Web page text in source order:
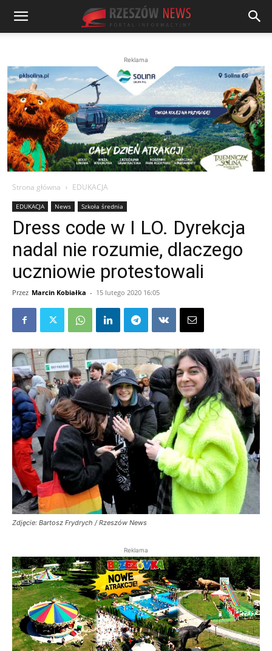
Reklama
Strona główna EDUKACJA
EDUKACJA News Szkoła średnia
Dress code w I LO. Dyrekcja
nadal nie rozumie, dlaczego
uczniowie protestowali
Przez Marcin Kobiałka - 15 lutego 2020 16:05
Zdjęcie: Bartosz Frydrych / Rzeszów News
Reklama